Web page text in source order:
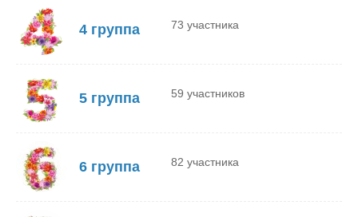
4 группа 73 участника
5 группа 59 участников
6 группа 82 участника